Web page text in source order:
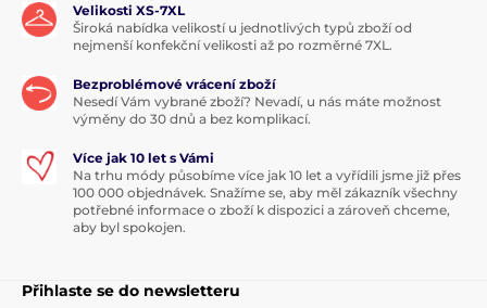
Velikosti XS-7XL
Široká nabídka velikostí u jednotlivých typů zboží od
nejmenší konfekční velikosti až po rozměrné 7XL.
Bezproblémové vrácení zboží
Nesedí Vám vybrané zboží? Nevadí, u nás máte možnost
výměny do 30 dnů a bez komplikací.
Více jak 10 let s Vámi
Na trhu módy působíme více jak 10 let a vyřídili jsme již přes
100 000 objednávek. Snažíme se, aby měl zákazník všechny
potřebné informace o zboží k dispozici a zároveň chceme,
aby byl spokojen.
Přihlaste se do newsletteru